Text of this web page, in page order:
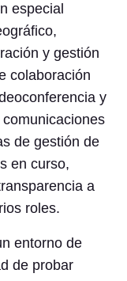
especial
y gestión
colaboración
y
de gestión de
en curso,
a
roles.
entorno de
de probar